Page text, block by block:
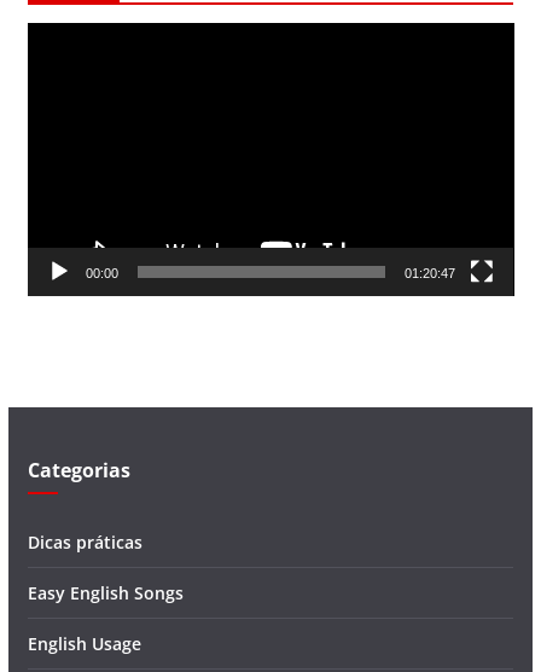
d
00:00 01:20:47
Categorias
Dicas práticas
Easy English Songs
English Usage